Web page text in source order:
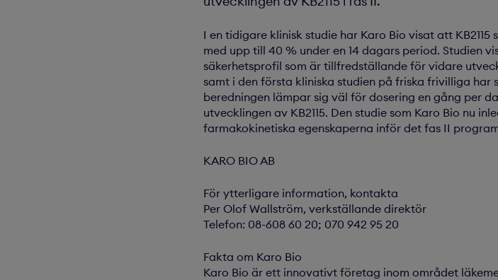
I en tidigare klinisk studie har Karo Bio visat att
med upp till 40 % under en 14 dagars period. Studien
säkerhetsprofil som är tillfredställande för vidare
samt i den första kliniska studien på friska frivilliga har
beredningen lämpar sig väl för dosering en gång per
utvecklingen av KB2115. Den studie som Karo Bio nu
farmakokinetiska egenskaperna inför det fas II
KARO BIO AB
För ytterligare information, kontakta
Per Olof Wallström, verkställande direktör
Telefon: 08-608 60 20; 070 942 95 20
Fakta om Karo Bio
Karo Bio är ett innovativt företag inom området